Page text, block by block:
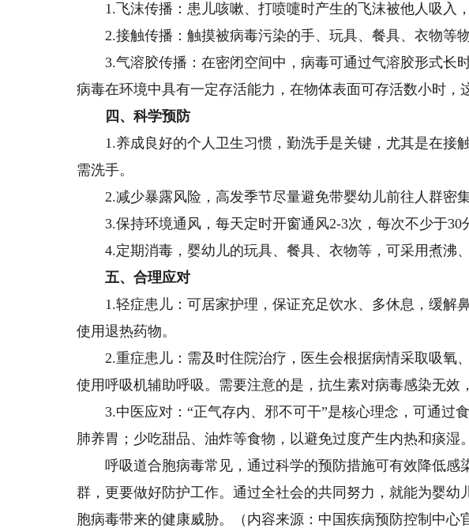
1.飞沫传播：患儿咳嗽、打喷嚏时产生的飞沫被他人吸入，
2.接触传播：触摸被病毒污染的手、玩具、餐具、衣物等物
3.气溶胶传播：在密闭空间中，病毒可通过气溶胶形式长
病毒在环境中具有一定存活能力，在物体表面可存活数小时，
四、科学预防
1.养成良好的个人卫生习惯，勤洗手是关键，尤其是在接触
需洗手。
2.减少暴露风险，高发季节尽量避免带婴幼儿前往人群密集
3.保持环境通风，每天定时开窗通风2-3次，每次不少于30
4.定期消毒，婴幼儿的玩具、餐具、衣物等，可采用煮沸、
五、合理应对
1.轻症患儿：可居家护理，保证充足饮水、多休息，缓解
使用退热药物。
2.重症患儿：需及时住院治疗，医生会根据病情采取吸氧
使用呼吸机辅助呼吸。需要注意的是，抗生素对病毒感染无效
3.中医应对：“正气存内、邪不可干”是核心理念，可通过
肺养胃；少吃甜品、油炸等食物，以避免过度产生内热和痰湿。
呼吸道合胞病毒常见，通过科学的预防措施可有效降低感
群，更要做好防护工作。通过全社会的共同努力，就能为婴幼
胞病毒带来的健康威胁。（内容来源：中国疾病预防控制中心